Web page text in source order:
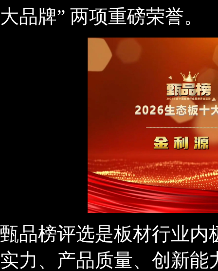
大品牌” 两项重磅荣誉。
甄品榜评选是板材行业内
实力、产品质量、创新